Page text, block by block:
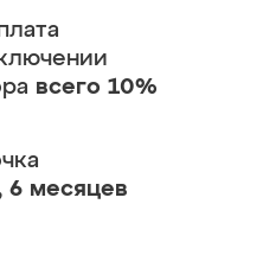
всего 10%
6 месяцев